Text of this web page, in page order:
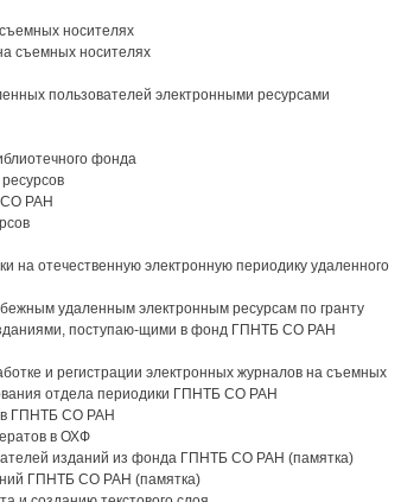
носителях
съемных носителях
пользователей электронными ресурсами
фонда
СО РАН
на отечественную электронную периодику удаленного
удаленным электронным ресурсам по гранту
поступаю-щими в фонд ГПНТБ СО РАН
и регистрации электронных журналов на съемных
отдела периодики ГПНТБ СО РАН
в ГПНТБ СО РАН
в ОХФ
изданий из фонда ГПНТБ СО РАН (памятка)
ГПНТБ СО РАН (памятка)